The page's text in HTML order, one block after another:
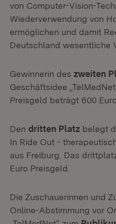
von Computer-Vision-
Wiederverwendung von
ermöglichen und damit
Deutschland wesentliche
Gewinnerin des zweiten
Geschäftsidee
Preisgeld beträgt 600
Den dritten Platz belegt
In Ride Out -
aus Freiburg. Das
Euro Preisgeld.
Die Zuschauerinnen und
Online-Abstimmung vor